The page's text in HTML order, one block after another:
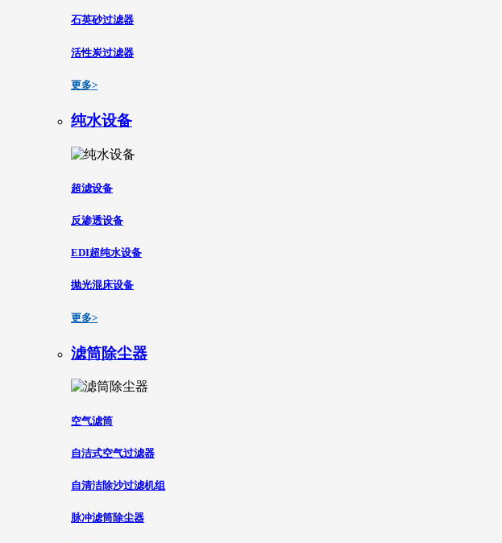
石英砂过滤器
活性炭过滤器
更多>
纯水设备
超滤设备
反渗透设备
EDI超纯水设备
抛光混床设备
更多>
滤筒除尘器
空气滤筒
自洁式空气过滤器
自清洁除沙过滤机组
脉冲滤筒除尘器